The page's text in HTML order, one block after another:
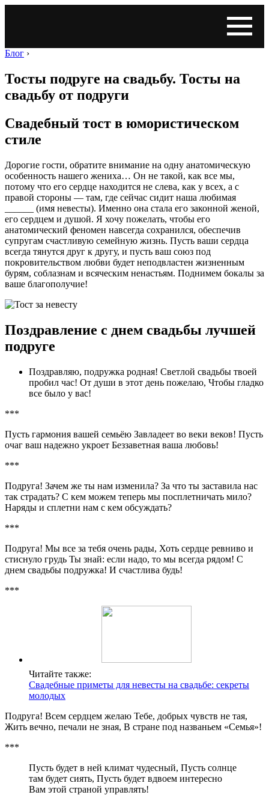
Блог ›
Тосты подруге на свадьбу. Тосты на
свадьбу от подруги
Свадебный тост в юмористическом
стиле
Дорогие гости, обратите внимание на одну анатомическую
особенность нашего жениха… Он не такой, как все мы,
потому что его сердце находится не слева, как у всех, а с
правой стороны — там, где сейчас сидит наша любимая
______ (имя невесты). Именно она стала его законной женой,
его сердцем и душой. Я хочу пожелать, чтобы его
анатомический феномен навсегда сохранился, обеспечив
супругам счастливую семейную жизнь. Пусть ваши сердца
всегда тянутся друг к другу, и пусть ваш союз под
покровительством любви будет неподвластен жизненным
бурям, соблазнам и всяческим ненастьям. Поднимем бокалы за
ваше благополучие!
Поздравление с днем свадьбы лучшей
подруге
Поздравляю, подружка родная! Светлой свадьбы твоей
пробил час! От души в этот день пожелаю, Чтобы гладко
все было у вас!
***
Пусть гармония вашей семьёю Завладеет во веки веков! Пусть
очаг ваш надежно укроет Беззаветная ваша любовь!
***
Подруга! Зачем же ты нам изменила? За что ты заставила нас
так страдать? С кем можем теперь мы посплетничать мило?
Наряды и сплетни нам с кем обсуждать?
***
Подруга! Мы все за тебя очень рады, Хоть сердце ревниво и
стиснуло грудь Ты знай: если надо, то мы всегда рядом! С
днем свадьбы подружка! И счастлива будь!
***
Читайте также:
Свадебные приметы для невесты на свадьбе: секреты
молодых
Подруга! Всем сердцем желаю Тебе, добрых чувств не тая,
Жить вечно, печали не зная, В стране под названьем «Семья»!
***
Пусть будет в ней климат чудесный, Пусть солнце
там будет сиять, Пусть будет вдвоем интересно
Вам этой страной управлять!